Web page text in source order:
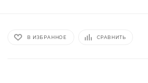
В ИЗБРАННОЕ СРАВНИТЬ